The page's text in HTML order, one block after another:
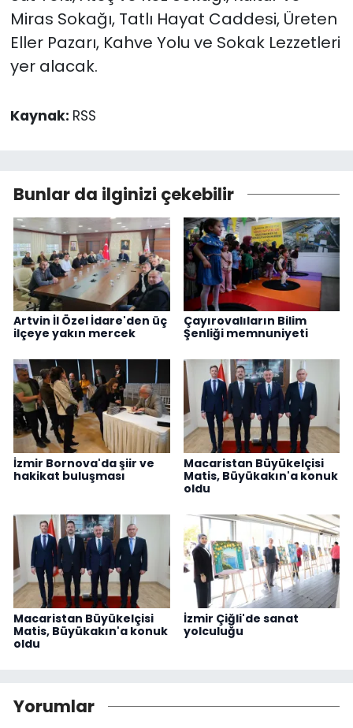
Miras Sokağı, Tatlı Hayat Caddesi, Üreten
Eller Pazarı, Kahve Yolu ve Sokak Lezzetleri
yer alacak.
Kaynak: RSS
Bunlar da ilginizi çekebilir
Artvin İl Özel İdare'den üç
ilçeye yakın mercek
Çayırovalıların Bilim
Şenliği memnuniyeti
İzmir Bornova'da şiir ve
hakikat buluşması
Macaristan Büyükelçisi
Matis, Büyükakın'a konuk
oldu
Macaristan Büyükelçisi
Matis, Büyükakın'a konuk
oldu
İzmir Çiğli'de sanat
yolculuğu
Yorumlar